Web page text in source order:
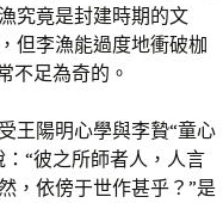
究竟是封建時期的文
但李漁能過度地衝破枷
不足為奇的。
王陽明心學與李贄“童心
“彼之所師者人，人言
，依傍于世作甚乎？”是